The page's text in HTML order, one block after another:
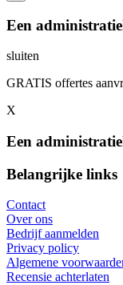
Een
sluiten
GRATIS offertes
X
Een
Belangrijke links
Contact
Over ons
Bedrijf aanmelden
Privacy policy
Algemene
Recensie achterlaten